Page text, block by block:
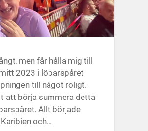
men får hålla mig till
2023 i löparspåret
till något roligt.
att börja summera detta
Allt började
och…